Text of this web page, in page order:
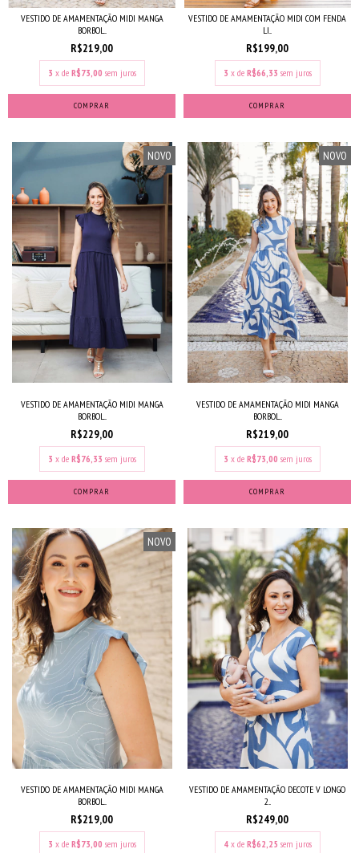
VESTIDO DE AMAMENTAÇÃO MIDI MANGA
BORBOL...
R$219,00
3 x de R$73,00 sem juros
COMPRAR
VESTIDO DE AMAMENTAÇÃO MIDI COM FENDA
LI...
R$199,00
3 x de R$66,33 sem juros
COMPRAR
NOVO
VESTIDO DE AMAMENTAÇÃO MIDI MANGA
BORBOL...
R$229,00
3 x de R$76,33 sem juros
COMPRAR
NOVO
VESTIDO DE AMAMENTAÇÃO MIDI MANGA
BORBOL...
R$219,00
3 x de R$73,00 sem juros
COMPRAR
NOVO
VESTIDO DE AMAMENTAÇÃO MIDI MANGA
BORBOL...
R$219,00
3 x de R$73,00 sem juros
VESTIDO DE AMAMENTAÇÃO DECOTE V LONGO
2...
R$249,00
4 x de R$62,25 sem juros